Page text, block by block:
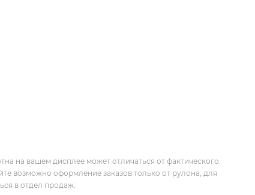
на вашем дисплее может отличаться от фактического.
возможно оформление заказов только от рулона, для
в отдел продаж.